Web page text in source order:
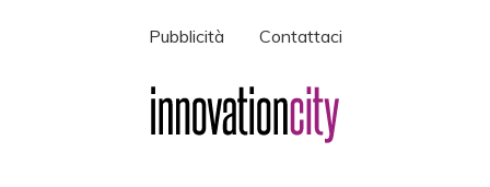
Pubblicità Contattaci